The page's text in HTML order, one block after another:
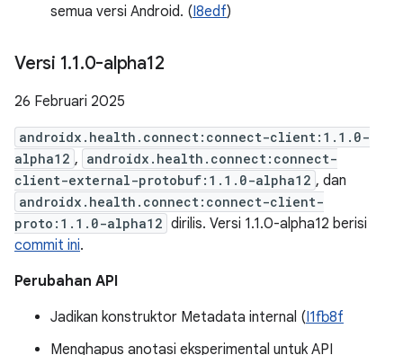
semua versi Android. (I8edf)
Versi 1.1.0-alpha12
26 Februari 2025
androidx.health.connect:connect-client:1.1.0-
alpha12 , androidx.health.connect:connect-
client-external-protobuf:1.1.0-alpha12 , dan
androidx.health.connect:connect-client-
proto:1.1.0-alpha12 dirilis. Versi 1.1.0-alpha12 berisi
commit ini.
Perubahan API
Jadikan konstruktor Metadata internal (I1fb8f
Menghapus anotasi eksperimental untuk API